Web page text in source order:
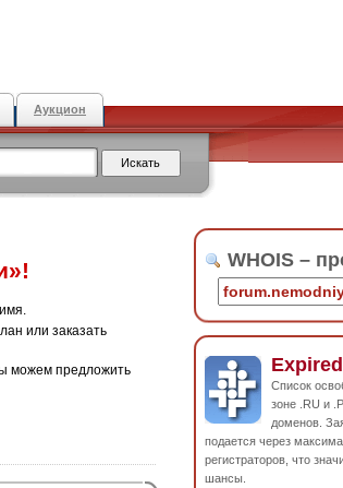
Аукцион
или заказать
можем предложить
WHOIS –
Список
зоне .RU и
доменов.
подается через
регистраторов, что
шансы.